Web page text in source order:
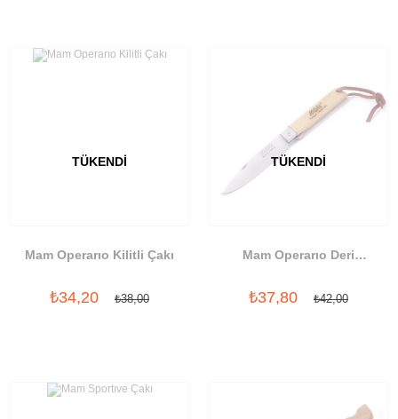
TÜKENDI
Mam Operarıo Kilitli Çakı
₺34,20 ₺38,00
TÜKENDI
Mam Operarıo Deri
₺37,80 ₺42,00